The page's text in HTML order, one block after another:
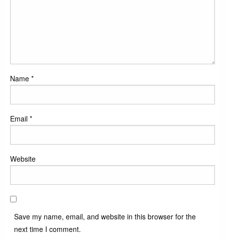
Name *
Email *
Website
Save my name, email, and website in this browser for the
next time I comment.